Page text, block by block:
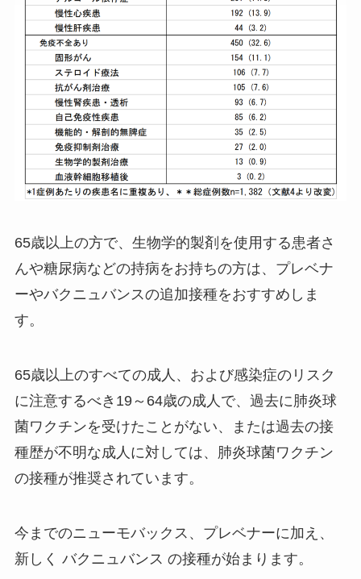
65歳以上の方で、生物学的製剤を使用する患者さ
んや糖尿病などの持病をお持ちの方は、プレベナ
ーやバクニュバンスの追加接種をおすすめしま
す。
65歳以上のすべての成人、および感染症のリスク
に注意するべき19～64歳の成人で、過去に肺炎球
菌ワクチンを受けたことがない、または過去の接
種歴が不明な成人に対しては、肺炎球菌ワクチン
の接種が推奨されています。
今までのニューモバックス、プレベナーに加え、
新しく バクニュバンス の接種が始まります。